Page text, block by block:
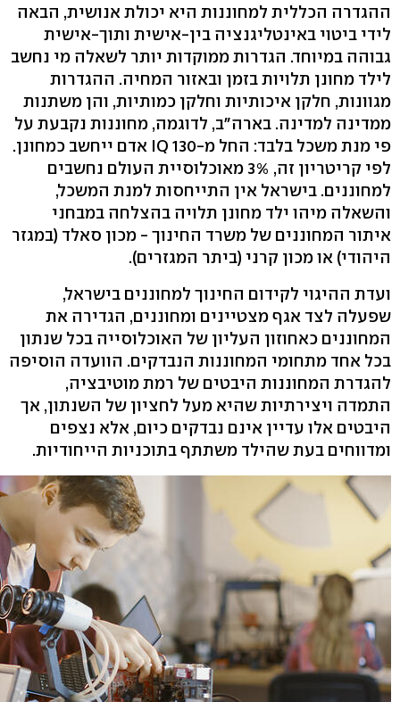
ההגדרה הכללית למחוננות היא יכולת אנושית, הבאה
לידי ביטוי באינטליגנציה בין-אישית ותוך-אישית
גבוהה במיוחד. הגדרות ממוקדות יותר לשאלה מי נחשב
לילד מחונן תלויות בזמן ובאזור המחיה. ההגדרות
מגוונות, חלקן איכותיות וחלקן כמותיות, והן משתנות
ממדינה למדינה. בארה"ב, לדוגמה, מחוננות נקבעת על
פי מנת משכל בלבד: החל מ-130 IQ אדם ייחשב כמחונן.
לפי קריטריון זה, 3% מאוכלוסיית העולם נחשבים
למחוננים. בישראל אין התייחסות למנת המשכל,
והשאלה מיהו ילד מחונן תלויה בהצלחה במבחני
איתור המחוננים של משרד החינוך - מכון סאלד (במגזר
היהודי) או מכון קרני (ביתר המגזרים).
ועדת ההיגוי לקידום החינוך למחוננים בישראל,
שפעלה לצד אגף מצטיינים ומחוננים, הגדירה את
המחוננים כאחוזון העליון של האוכלוסייה בכל שנתון
בכל אחד מתחומי המחוננות הנבדקים. הוועדה הוסיפה
להגדרת המחוננות היבטים של רמת מוטיבציה,
התמדה ויצירתיות שהיא מעל לחציון של השנתון, אך
היבטים אלו עדיין אינם נבדקים כיום, אלא נצפים
ומדווחים בעת שהילד משתתף בתוכניות הייחודיות.